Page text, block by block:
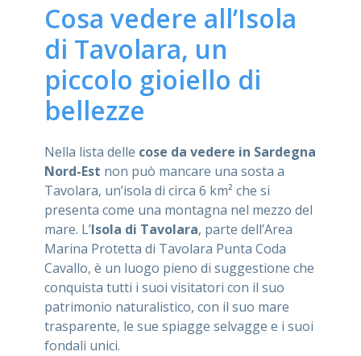
Cosa vedere all’Isola
di Tavolara, un
piccolo gioiello di
bellezze
Nella lista delle cose da vedere in Sardegna
Nord-Est non può mancare una sosta a
Tavolara, un’isola di circa 6 km² che si
presenta come una montagna nel mezzo del
mare. L’Isola di Tavolara, parte dell’Area
Marina Protetta di Tavolara Punta Coda
Cavallo, è un luogo pieno di suggestione che
conquista tutti i suoi visitatori con il suo
patrimonio naturalistico, con il suo mare
trasparente, le sue spiagge selvagge e i suoi
fondali unici.